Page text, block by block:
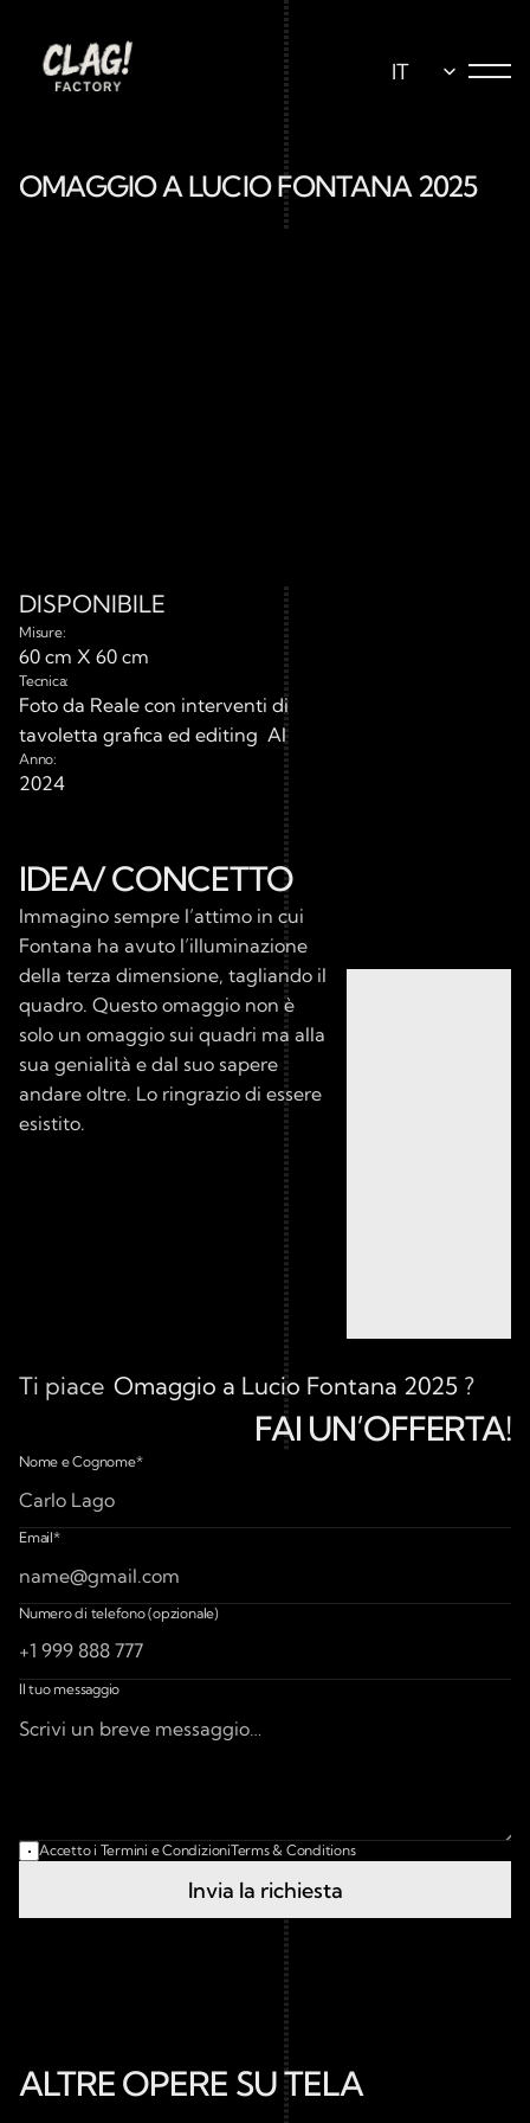
IT
OMAGGIO A LUCIO FONTANA 2025
DISPONIBILE
Misure:
60 cm X 60 cm
Tecnica:
Foto da Reale con interventi di
tavoletta grafica ed editing  AI
Anno:
2024
IDEA/ CONCETTO
Immagino sempre l’attimo in cui
Fontana ha avuto l’illuminazione
della terza dimensione, tagliando il
quadro. Questo omaggio non è
solo un omaggio sui quadri ma alla
sua genialità e dal suo sapere
andare oltre. Lo ringrazio di essere
esistito.
Ti piace Omaggio a Lucio Fontana 2025 ?
FAI UN’OFFERTA!
Make an Offer for
Nome e Cognome*
Email*
Numero di telefono (opzionale)
Il tuo messaggio
Accetto i Termini e CondizioniTerms & Conditions
Invia la richiesta
ALTRE OPERE SU TELA